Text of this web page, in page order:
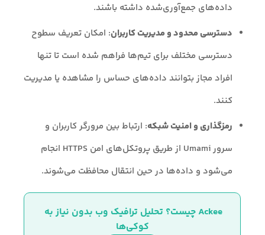
داده‌های جمع‌آوری‌شده داشته باشند.
دسترسی محدود و مدیریت کاربران: امکان تعریف سطوح
دسترسی مختلف برای تیم‌ها فراهم شده است تا تنها
افراد مجاز بتوانند داده‌های حساس را مشاهده یا مدیریت
کنند.
رمزگذاری و امنیت شبکه: ارتباط بین مرورگر کاربران و
سرور Umami از طریق پروتکل‌های امن HTTPS انجام
می‌شود و داده‌ها در حین انتقال محافظت می‌شوند.
Ackee چیست؟ تحلیل ترافیک وب بدون نیاز به
کوکی‌ها